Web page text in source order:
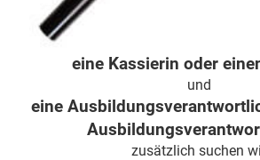
eine Kassierin oder
und
eine
zusätzlich suchen